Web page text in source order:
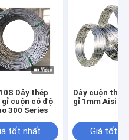
Dây thép
gỉ cuộn có độ
300 Series
tốt nhất
Dây cuộn thép
gỉ 1mm Aisi
Giá tốt